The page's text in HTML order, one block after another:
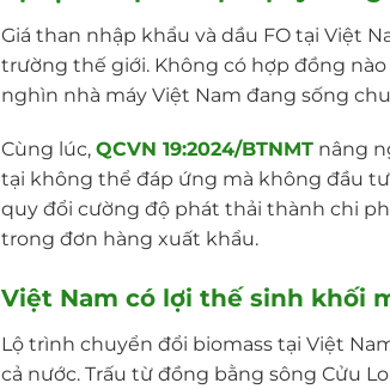
Giá than nhập khẩu và dầu FO tại Việt
trường thế giới. Không có hợp đồng
nghìn nhà máy Việt Nam đang sống
Cùng lúc, QCVN 19:2024/BTNMT nâng
tại không thể đáp ứng mà không đầu
quy đổi cường độ phát thải thành chi
trong đơn hàng xuất khẩu.
Việt Nam có lợi thế sinh khối
Lộ trình chuyển đổi biomass tại Việt
cả nước. Trấu từ đồng bằng sông Cửu